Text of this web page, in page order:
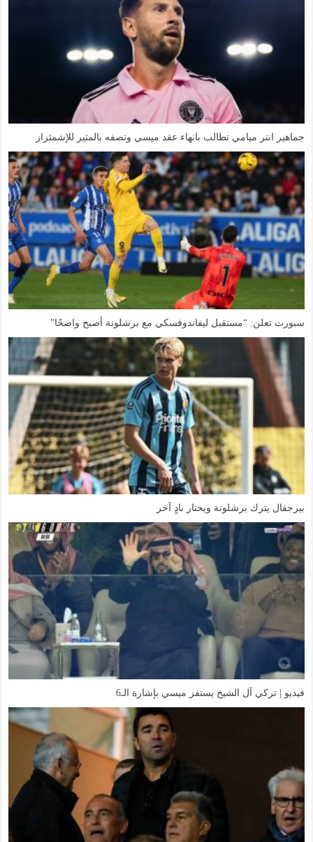
جماهير انتر ميامي تطالب بانهاء عقد ميسي وتصفه بالمثير للإشمئزاز
سبورت تعلن: “مستقبل ليفاندوفسكي مع برشلونة أصبح واضحًا”
بيرجفال يترك برشلونة ويختار نادٍ آخر
فيديو | تركي آل الشيخ يستفز ميسي بإشارة الـ6